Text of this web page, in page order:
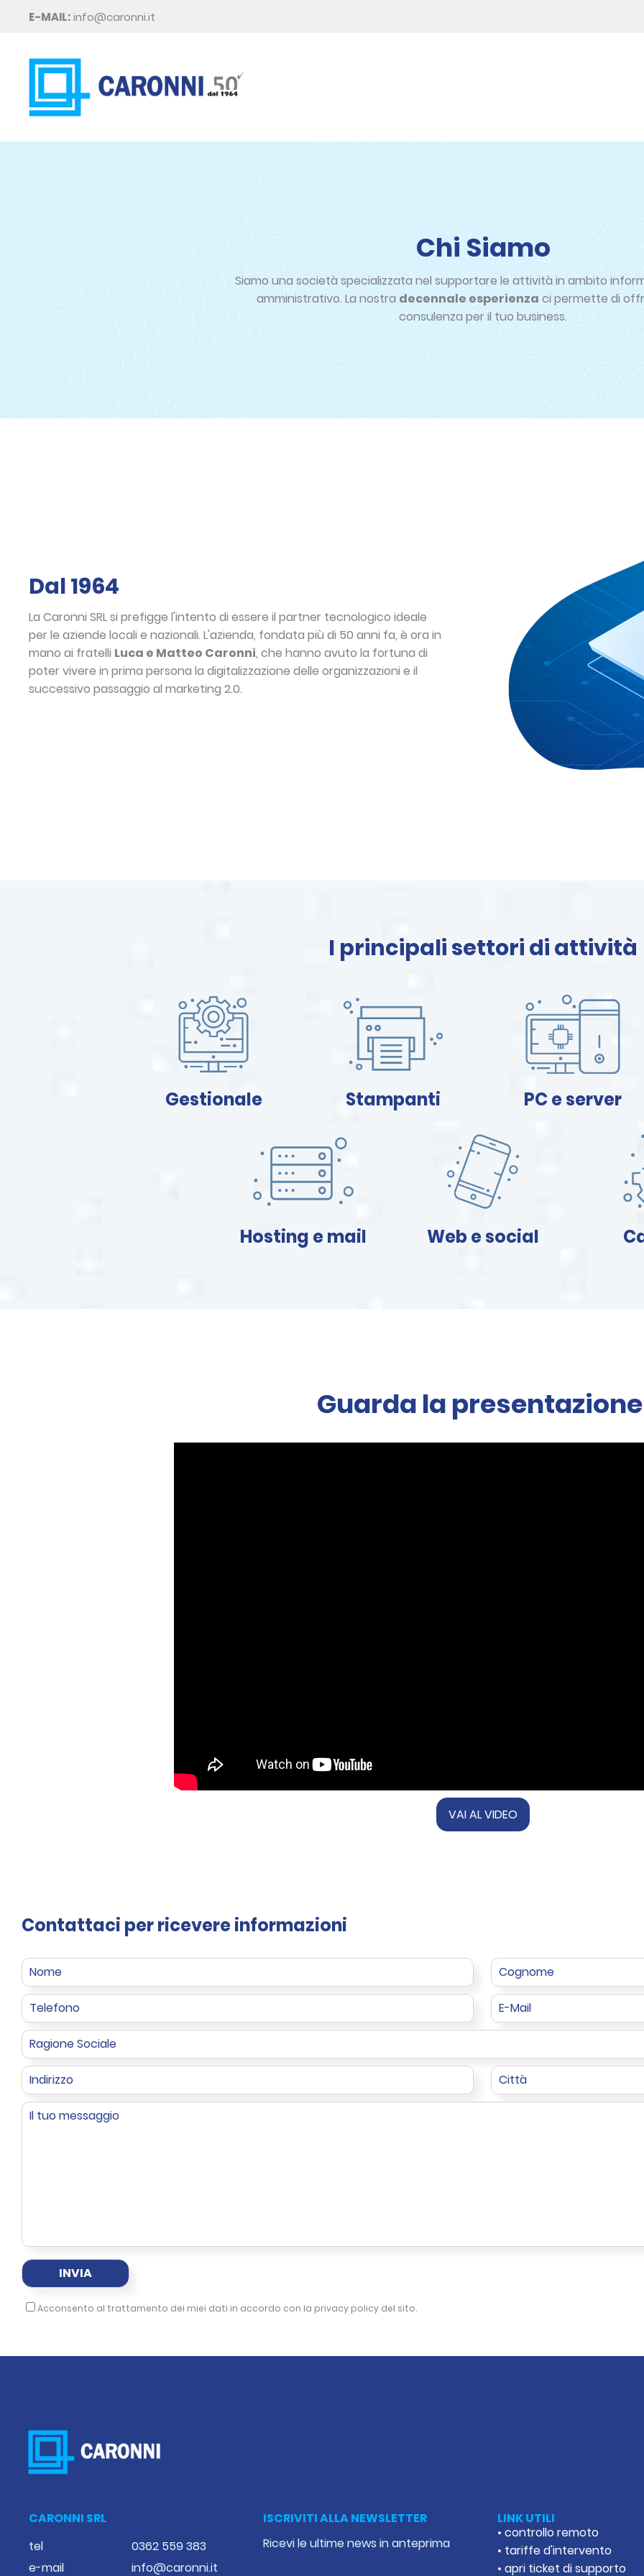
E-MAIL:info@caronni.it
Chi Siamo
Siamo una società specializzata nel supportare le attività in ambito
amministrativo. La nostra decennale esperienza ci permette di
consulenza per il tuo business.
Dal 1964
La Caronni SRL si prefigge l'intento di essere il partner tecnologico ideale
per le aziende locali e nazionali. L'azienda, fondata più di 50 anni fa, è ora in
mano ai fratelli Luca e Matteo Caronni, che hanno avuto la fortuna di
poter vivere in prima persona la digitalizzazione delle organizzazioni e il
successivo passaggio al marketing 2.0.
I principali settori di attività
Gestionale Stampanti PC e server
Hosting e mail Web e social
Guarda la
VAI AL VIDEO
Contattaci per ricevere informazioni
Acconsento al trattamento dei miei dati in accordo con la privacy policy del sito.
CARONNI SRL
tel
0362 559 383
e-mail
info@caronni.it
ISCRIVITI ALLA NEWSLETTER
Ricevi le ultime news in anteprima
LINK UTILI
• controllo remoto
• tariffe d'intervento
• apri ticket di supporto